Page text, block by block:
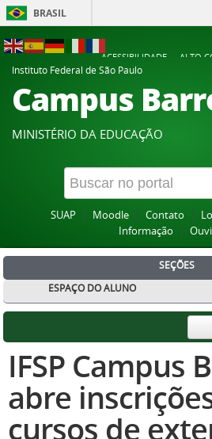
BRASIL
ACESSIBILIDADE
ALTO
Instituto Federal de São Paulo
Campus
MINISTÉRIO DA EDUCAÇÃO
SUAP Moodle Contato
Informação
SEÇÕES
ESPAÇO DO ALUNO
IFSP Campus
abre
cursos de